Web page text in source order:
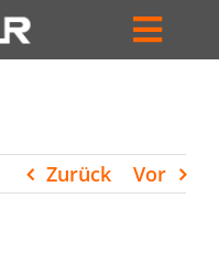
Zurück Vor